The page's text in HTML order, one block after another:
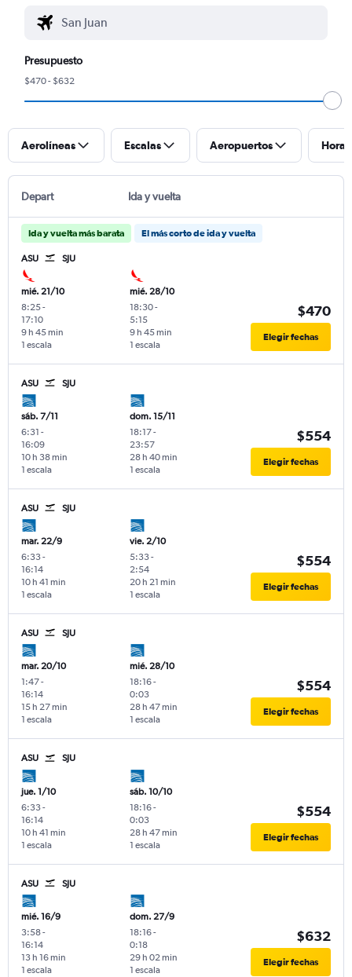
Presupuesto
$470 - $632
Aerolíneas Escalas Aeropuertos
Depart Ida y vuelta
Ida y vuelta más barata El más corto de ida y vuelta
ASU SJU
mié. 21/10
8:25-
17:10
1 escala
9 h 45 min
mié. 28/10
18:30-
5:15
1 escala
9 h 45 min
$470
Elegir fechas
ASU SJU
sáb. 7/11
6:31 -
16:09
1 escala
10 h 38 min
dom. 15/11
18:17-
23:57
1 escala
28 h 40 min
$554
Elegir fechas
ASU SJU
mar. 22/9
6:33-
16:14
1 escala
10 h 41 min
vie. 2/10
5:33-
2:54
1 escala
20 h 21 min
$554
Elegir fechas
ASU SJU
mar. 20/10
1:47-
16:14
1 escala
15 h 27 min
mié. 28/10
18:16-
0:03
1 escala
28 h 47 min
$554
Elegir fechas
ASU SJU
jue. 1/10
6:33-
16:14
1 escala
10 h 41 min
sáb. 10/10
18:16-
0:03
1 escala
28 h 47 min
$554
Elegir fechas
ASU SJU
mié. 16/9
3:58-
16:14
1 escala
13 h 16 min
dom. 27/9
18:16-
0:18
1 escala
29 h 02 min
$632
Elegir fechas